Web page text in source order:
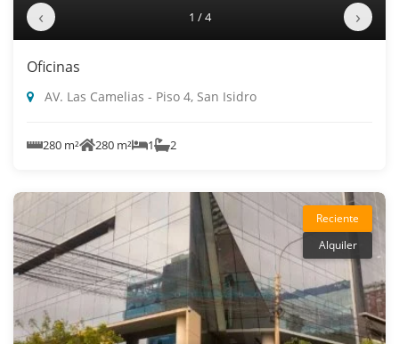
‹ 1 / 4 ›
Oficinas
AV. Las Camelias - Piso 4, San Isidro
280 m² 280 m² 1 2
Reciente
Alquiler